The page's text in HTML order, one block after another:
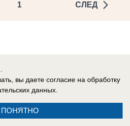
1 СЛЕД
вы даете согласие на обработку
данных.
ПОНЯТНО